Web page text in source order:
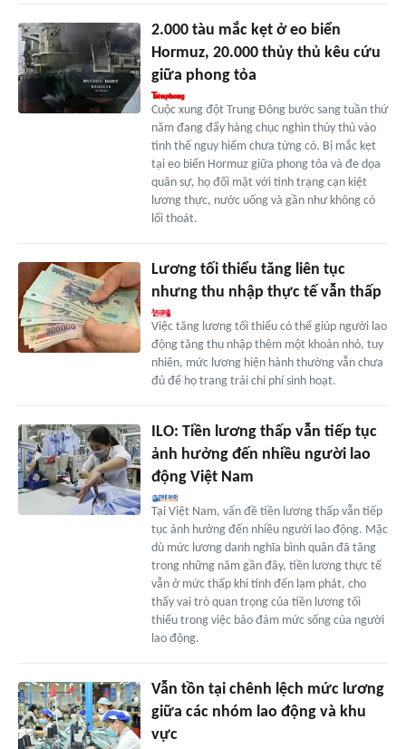
2.000 tàu mắc kẹt ở eo biển
Hormuz, 20.000 thủy thủ kêu cứu
giữa phong tỏa
Cuộc xung đột Trung Đông bước sang tuần thứ
năm đang đẩy hàng chục nghìn thủy thủ vào
tình thế nguy hiểm chưa từng có. Bị mắc kẹt
tại eo biển Hormuz giữa phong tỏa và đe dọa
quân sự, họ đối mặt với tình trạng cạn kiệt
lương thực, nước uống và gần như không có
lối thoát.
Lương tối thiểu tăng liên tục
nhưng thu nhập thực tế vẫn thấp
Việc tăng lương tối thiểu có thể giúp người lao
động tăng thu nhập thêm một khoản nhỏ, tuy
nhiên, mức lương hiện hành thường vẫn chưa
đủ để họ trang trải chi phí sinh hoạt.
ILO: Tiền lương thấp vẫn tiếp tục
ảnh hưởng đến nhiều người lao
động Việt Nam
Tại Việt Nam, vấn đề tiền lương thấp vẫn tiếp
tục ảnh hưởng đến nhiều người lao động. Mặc
dù mức lương danh nghĩa bình quân đã tăng
trong những năm gần đây, tiền lương thực tế
vẫn ở mức thấp khi tính đến lạm phát, cho
thấy vai trò quan trọng của tiền lương tối
thiểu trong việc bảo đảm mức sống của người
lao động.
Vẫn tồn tại chênh lệch mức lương
giữa các nhóm lao động và khu
vực